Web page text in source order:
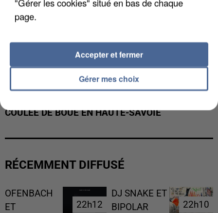
COULÉE DE BOUE EN HAUTE-SAVOIE
RÉCEMMENT DIFFUSÉ
OFENBACH
ET
22h12
22h12
DJ SNAKE ET
BIPOLAR
22h10
22h10
page.
Gérer mes choix
Accepter et fermer